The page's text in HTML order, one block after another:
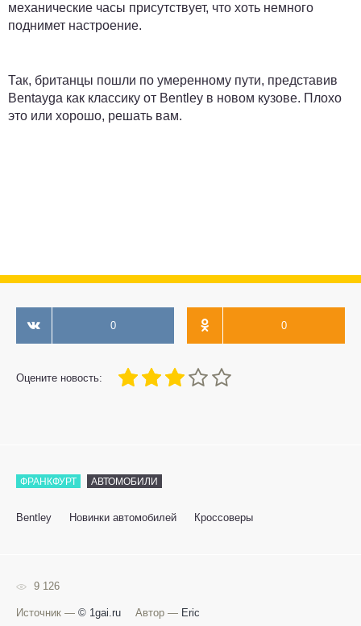
механические часы присутствует, что хоть немного
поднимет настроение.
Так, британцы пошли по умеренному пути, представив
Bentayga как классику от Bentley в новом кузове. Плохо
это или хорошо, решать вам.
0 0
Оцените новость:
60
1 3 4 5
ФРАНКФУРТ АВТОМОБИЛИ
Bentley Новинки автомобилей Кроссоверы
9 126
Источник — © 1gai.ru Автор — Eric